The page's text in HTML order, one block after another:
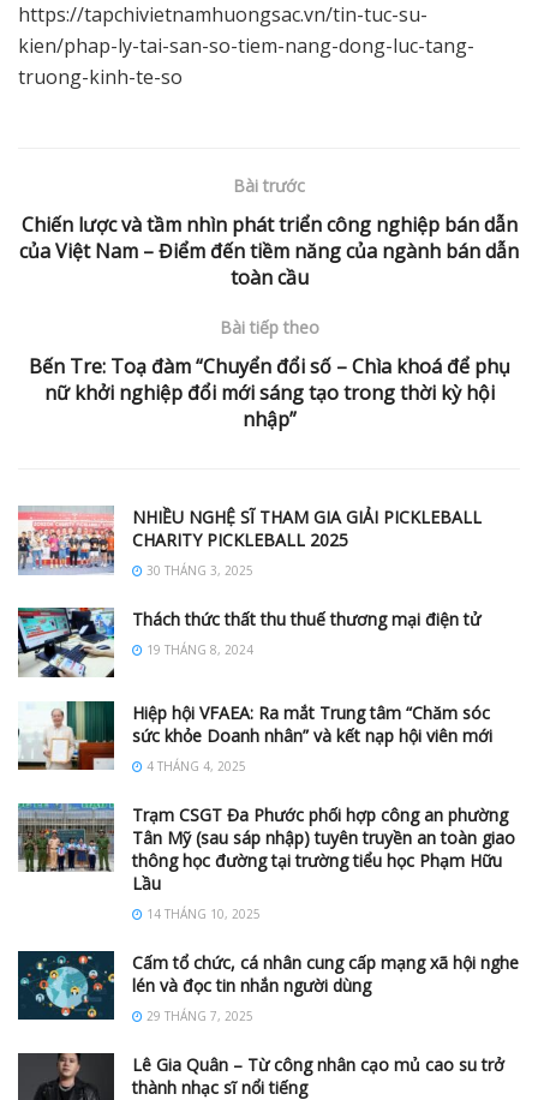
https://tapchivietnamhuongsac.vn/tin-tuc-su-
kien/phap-ly-tai-san-so-tiem-nang-dong-luc-tang-
truong-kinh-te-so
Bài trước
Chiến lược và tầm nhìn phát triển công nghiệp bán dẫn
của Việt Nam – Điểm đến tiềm năng của ngành bán dẫn
toàn cầu
Bài tiếp theo
Bến Tre: Toạ đàm “Chuyển đổi số – Chìa khoá để phụ
nữ khởi nghiệp đổi mới sáng tạo trong thời kỳ hội
nhập”
NHIỀU NGHỆ SĨ THAM GIA GIẢI PICKLEBALL
CHARITY PICKLEBALL 2025
30 THÁNG 3, 2025
Thách thức thất thu thuế thương mại điện tử
19 THÁNG 8, 2024
Hiệp hội VFAEA: Ra mắt Trung tâm “Chăm sóc
sức khỏe Doanh nhân” và kết nạp hội viên mới
4 THÁNG 4, 2025
Trạm CSGT Đa Phước phối hợp công an phường
Tân Mỹ (sau sáp nhập) tuyên truyền an toàn giao
thông học đường tại trường tiểu học Phạm Hữu
Lầu
14 THÁNG 10, 2025
Cấm tổ chức, cá nhân cung cấp mạng xã hội nghe
lén và đọc tin nhắn người dùng
29 THÁNG 7, 2025
Lê Gia Quân – Từ công nhân cạo mủ cao su trở
thành nhạc sĩ nổi tiếng